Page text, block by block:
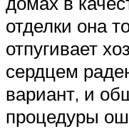
отделки она
отпугивает
сердцем
вариант, и
процедуры